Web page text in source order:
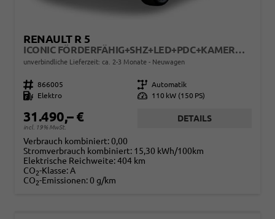
RENAULT R 5
ICONIC FÖRDERFÄHIG+SHZ+LED+PDC+KAMERA+ACC+18 LM
unverbindliche Lieferzeit: ca. 2-3 Monate Neuwagen
Fahrzeugnr. 866005 Getriebe Automatik
Kraftstoff
Elektro Leistung 110 kW (150 PS)
31.490,– €
incl. 19% MwSt.
DETAILS
Verbrauch kombiniert:0,00
Stromverbrauch kombiniert: 15,30 kWh/100km
Elektrische Reichweite:404 km
CO2-Klasse:A
CO2-Emissionen:0 g/km